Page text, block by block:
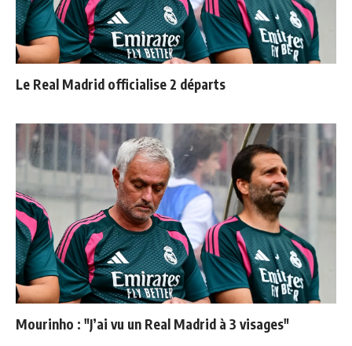
Le Real Madrid officialise 2 départs
Mourinho : "J’ai vu un Real Madrid à 3 visages"